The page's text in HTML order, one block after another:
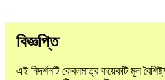
বিজ্ঞপ্তি
এই নিদর্শনটি কেবলমাত্র কয়েকটি মূল